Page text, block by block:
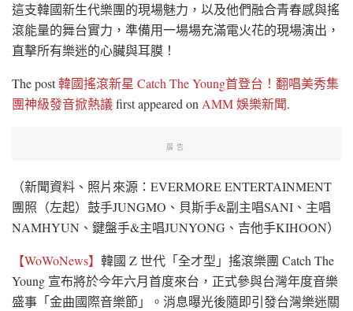
這支韓國新生代樂團的現場魅力，以及他們融合青春感與搖
滾能量的舞台實力，準備用一場場充滿電火花的現場演出，
直擊所有樂迷的心臟與耳膜！
The post韓國搖滾新星 Catch The Young首登台！翻唱美秀集
團神級發音掀熱議first appeared onAMM 娛樂新聞.
廣告
（新聞資料、照片來源：EVERMORE ENTERTAINMENT
團照（左起）鼓手JUNGMO、貝斯手&副主唱SANI、主唱
NAMHYUN、鍵盤手&主唱JUNYONG、吉他手KIHOON）
【WoWoNews】 韓國 Z 世代「全才型」搖滾樂團 Catch The
Young 宣布將於今年六月首度來台，正式參與台灣年度音樂
盛事「金曲國際音樂節」。消息曝光後隨即引發台灣樂迷關